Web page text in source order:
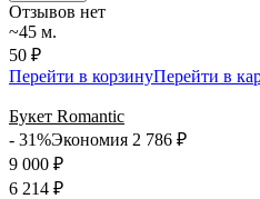
Отзывов нет
~45 м.
50 ₽
Перейти в корзинуПерейти в
Букет Romantic
- 31%Экономия 2 786 ₽
9 000 ₽
6 214 ₽